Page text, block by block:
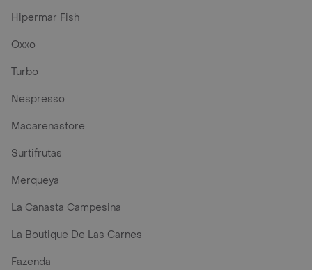
Hipermar Fish
Oxxo
Turbo
Nespresso
Macarenastore
Surtifrutas
Merqueya
La Canasta Campesina
La Boutique De Las Carnes
Fazenda